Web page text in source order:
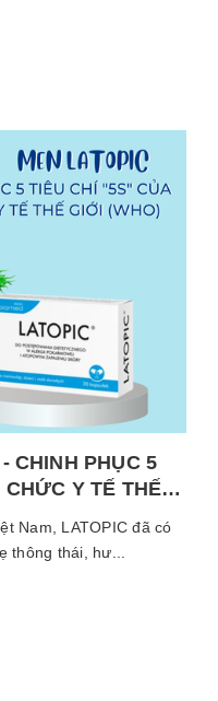
CHINH PHỤC 5
Y TẾ THẾ
Nam, LATOPIC đã có
thông thái, hư...